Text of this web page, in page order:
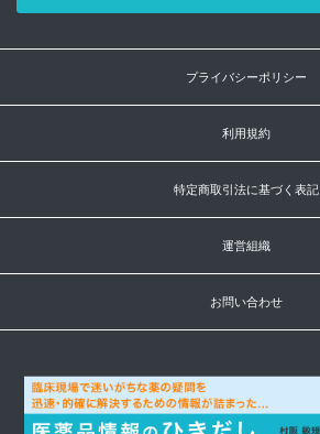
プライバシーポリシー
利用規約
特定商取引法に基づく表記
運営組織
お問い合わせ